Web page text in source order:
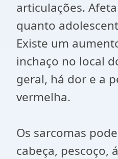
articulações.
quanto
Existe um
inchaço no local
geral, há dor e a
vermelha.
Os sarcomas
cabeça, pescoço,